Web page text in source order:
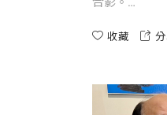
一九五九年，
著重大的責任
月掛號寄回
收藏